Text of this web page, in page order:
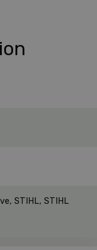
, STIHL, STIHL